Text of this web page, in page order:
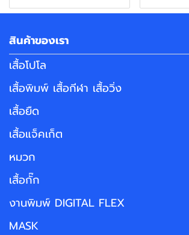
สินค้าของเรา
เสื้อโปโล
เสื้อพิมพ์ เสื้อกีฬา เสื้อวิ่ง
เสื้อยืด
เสื้อแจ็คเก็ต
หมวก
เสื้อกั๊ก
งานพิมพ์ DIGITAL FLEX
MASK